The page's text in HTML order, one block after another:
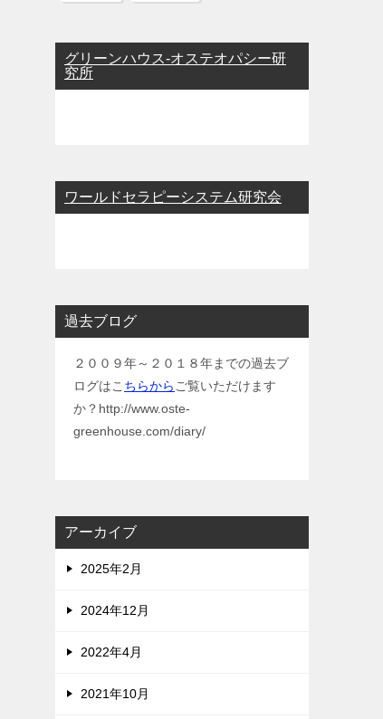
グリーンハウス-オステオパシー研
究所
ワールドセラピーシステム研究会
過去ブログ
２００９年～２０１８年までの過去ブ
ログはこ ちらから ご覧いただけます
か？http://www.oste-
greenhouse.com/diary/
アーカイブ
2025年2月
2024年12月
2022年4月
2021年10月